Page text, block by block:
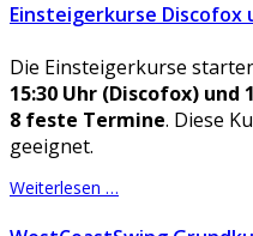
Einsteigerkurse Discofox
Die Einsteigerkurse
15:30 Uhr (Discofox) und
8 feste Termine. Diese
geeignet.
Weiterlesen …